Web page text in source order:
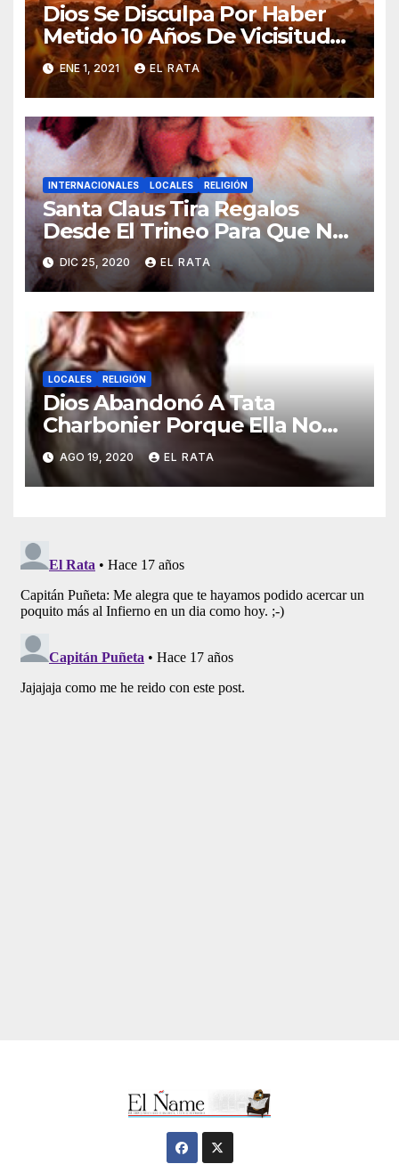
Dios Se Disculpa Por Haber
Metido 10 Años De Vicisitudes
En El 2020
ENE 1, 2021 EL RATA
INTERNACIONALES LOCALES RELIGIÓN
Santa Claus Tira Regalos
Desde El Trineo Para Que No
Se Le Pegue El COVID-19
DIC 25, 2020 EL RATA
LOCALES RELIGIÓN
Dios Abandonó A Tata
Charbonier Porque Ella No
Diezmó De Todo Lo Que Se
Robó
AGO 19, 2020 EL RATA